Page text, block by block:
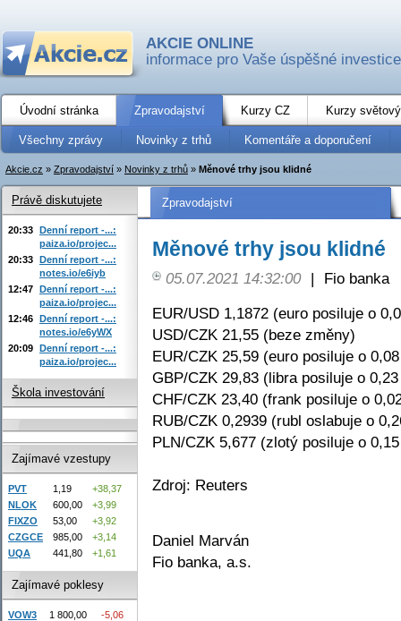
AKCIE ONLINE
informace pro Vaše úspěšné investice
Úvodní stránka Zpravodajství Kurzy CZ Kurzy
Všechny zprávy Novinky z trhů Komentáře a doporučení
Akcie.cz » Zpravodajství » Novinky z trhů » Měnové trhy jsou klidné
Zpravodajství
Měnové trhy jsou klidné
05.07.2021 14:32:00 |
Fio banka
EUR/USD 1,1872 (euro posiluje o
USD/CZK 21,55 (beze změny)
EUR/CZK 25,59 (euro posiluje o
GBP/CZK 29,83 (libra posiluje o
CHF/CZK 23,40 (frank posiluje o
RUB/CZK 0,2939 (rubl oslabuje o
PLN/CZK 5,677 (zlotý posiluje o
Zdroj: Reuters
Daniel Marván
Fio banka, a.s.
Právě diskutujete
20:33 Denní report -...:
paiza.io/projec...
20:33 Denní report -...:
notes.io/e6iyb
12:47 Denní report -...:
paiza.io/projec...
12:46 Denní report -...:
notes.io/e6yWX
20:09 Denní report -...:
paiza.io/projec...
Škola investování
Zajímavé vzestupy
PVT 1,19
+38,37
NLOK
600,00
+3,99
FIXZO
53,00
+3,92
CZGCE
985,00
+3,14
UQA
441,80 +1,61
Zajímavé poklesy
VOW3 1 800,00
-5,06